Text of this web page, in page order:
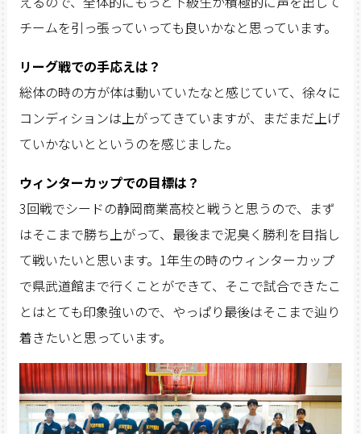
チームを引っ張っていっても良いかなと思っています。
リーグ戦での手応えは？
総体の時の方が体は動いていたなと感じていて、徐々に
コンディションは上がってきていますが、まだまだ上げ
ていかないとというのを感じました。
ウィンターカップでの目標は？
3回戦でシードの静岡商業高校と戦うと思うので、まず
はそこまで勝ち上がって、最後まで泥臭く勝利を目指し
て戦いたいと思います。1年生の時のウィンターカップ
で県武道館まで行くことができて、そこで試合できたこ
とはとても印象強いので、やっぱり最後はそこまで辿り
着きたいと思っています。